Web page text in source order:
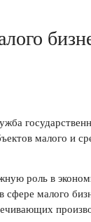
малого и
роль в
сфере малого